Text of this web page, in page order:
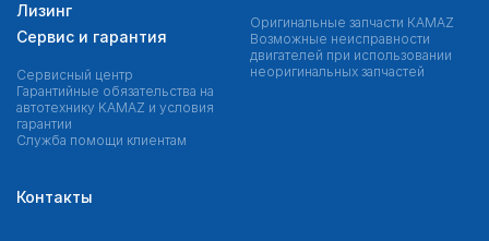
Лизинг
Сервис и гарантия
Сервисный центр
Гарантийные обязательства на
автотехнику KAMAZ и условия
гарантии
Служба помощи клиентам
Оригинальные запчасти КAMAZ
Возможные неисправности
двигателей при использовании
неоригинальных запчастей
Контакты